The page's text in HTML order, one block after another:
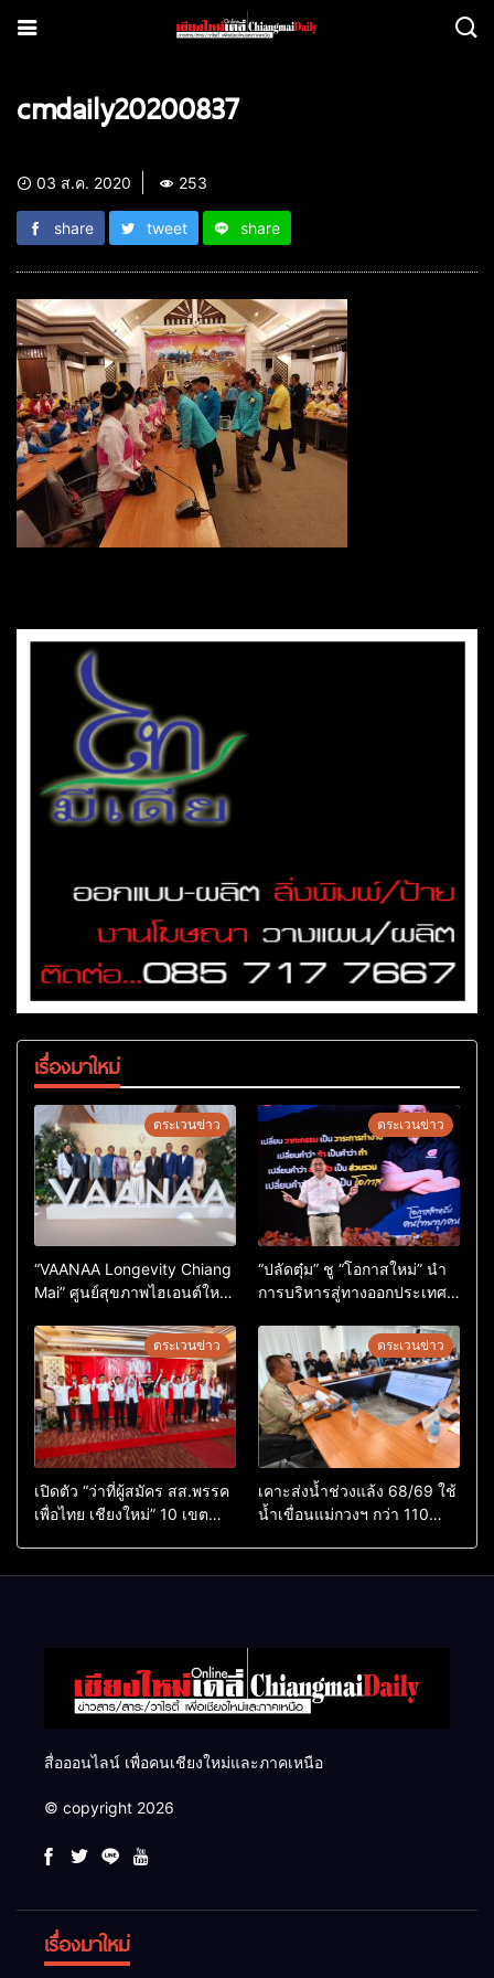
cmdaily20200837
03 ส.ค. 2020 253
share tweet share
เรื่องมาใหม่
ตระเวนข่าว
“VAANAA Longevity Chiang
Mai” ศูนย์สุขภาพไฮเอนต์ใหญ่
ตระเวนข่าว
“ปลัดตุ๋ม” ชู “โอกาสใหม่” นำ
การบริหารสู่ทางออกประเทศ
ตระเวนข่าว
เปิดตัว “ว่าที่ผู้สมัคร สส.พรรค
เพื่อไทย เชียงใหม่” 10 เขต
ตระเวนข่าว
เคาะส่งน้ำช่วงแล้ง 68/69 ใช้
น้ำเขื่อนแม่กวงฯ กว่า 110
สื่อออนไลน์ เพื่อคนเชียงใหม่และภาคเหนือ
© copyright 2026
เรื่องมาใหม่